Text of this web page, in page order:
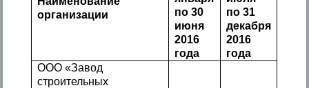
организации
по 30
июня
2016
года
по 31
декабря
2016
года
ООО «Завод
строительных